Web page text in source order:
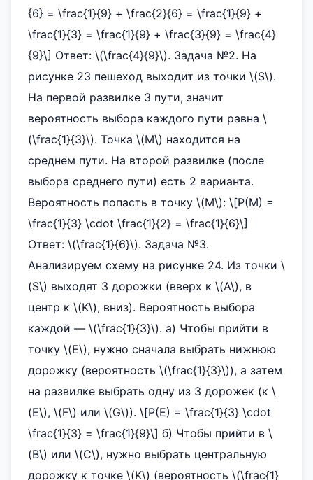
{6} = \frac{1}{9} + \frac{2}{6} = \frac{1}{9} +
\frac{1}{3} = \frac{1}{9} + \frac{3}{9} = \frac{4}
{9}\] Ответ: \(\frac{4}{9}\). Задача №2. На
рисунке 23 пешеход выходит из точки \(S\).
На первой развилке 3 пути, значит
вероятность выбора каждого пути равна \
(\frac{1}{3}\). Точка \(M\) находится на
среднем пути. На второй развилке (после
выбора среднего пути) есть 2 варианта.
Вероятность попасть в точку \(M\): \[P(M) =
\frac{1}{3} \cdot \frac{1}{2} = \frac{1}{6}\]
Ответ: \(\frac{1}{6}\). Задача №3.
Анализируем схему на рисунке 24. Из точки \
(S\) выходят 3 дорожки (вверх к \(A\), в
центр к \(K\), вниз). Вероятность выбора
каждой — \(\frac{1}{3}\). а) Чтобы прийти в
точку \(E\), нужно сначала выбрать нижнюю
дорожку (вероятность \(\frac{1}{3}\)), а затем
на развилке выбрать одну из 3 дорожек (к \
(E\), \(F\) или \(G\)). \[P(E) = \frac{1}{3} \cdot
\frac{1}{3} = \frac{1}{9}\] б) Чтобы прийти в \
(B\) или \(C\), нужно выбрать центральную
дорожку к точке \(K\) (вероятность \(\frac{1}